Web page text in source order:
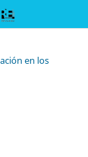
en los